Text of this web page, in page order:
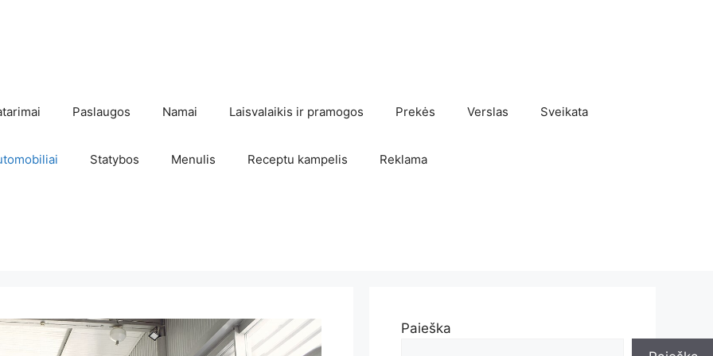
Paslaugos Namai Laisvalaikis ir pramogos Prekės Verslas Sveikata
Statybos Menulis Receptu kampelis Reklama
Paieška